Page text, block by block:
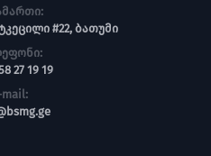
#22, ბათუმი
27 19 19
mail: